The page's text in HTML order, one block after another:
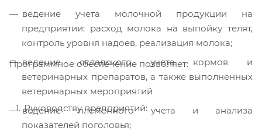
ведение учета молочной продукции на
предприятии: расход молока на выпойку телят,
контроль уровня надоев, реализация молока;
ведение складского учета кормов и
ветеринарных препаратов, а также выполненных
ветеринарных мероприятий
ведение племенного учета и анализа
показателей поголовья;
Программное обеспечение позволяет:
Руководству предприятий: